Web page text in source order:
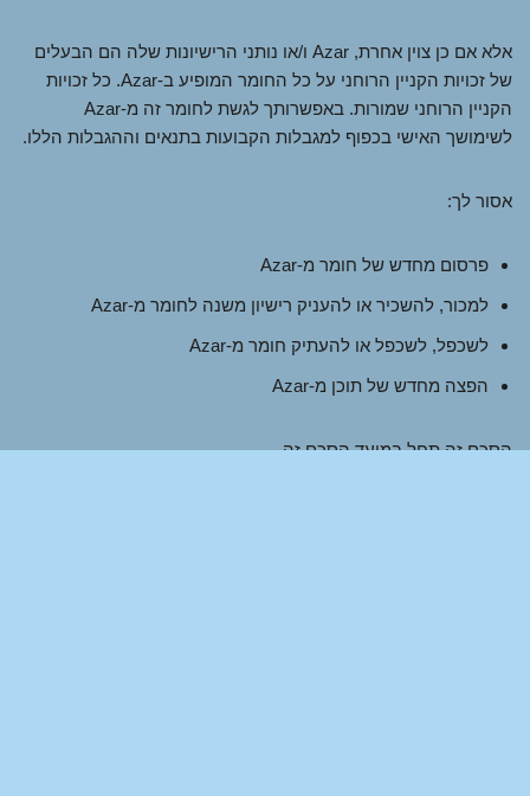
אלא אם כן צוין אחרת, Azar ו/או נותני הרישיונות שלה הם הבעלים
של זכויות הקניין הרוחני על כל החומר המופיע ב-Azar. כל זכויות
הקניין הרוחני שמורות. באפשרותך לגשת לחומר זה מ-Azar
לשימושך האישי בכפוף למגבלות הקבועות בתנאים וההגבלות הללו.
אסור לך:
פרסום מחדש של חומר מ-Azar
למכור, להשכיר או להעניק רישיון משנה לחומר מ-Azar
לשכפל, לשכפל או להעתיק חומר מ-Azar
הפצה מחדש של תוכן מ-Azar
הסכם זה תחל במועד הסכם זה.